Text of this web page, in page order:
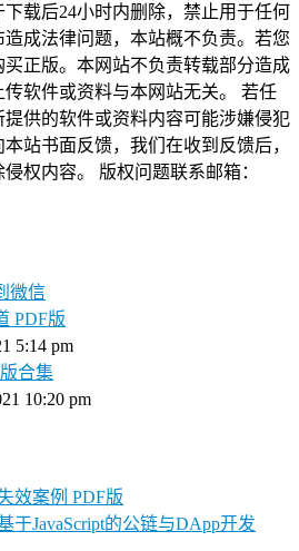
载后24小时内删除，禁止用于任何
成法律问题，本站概不负责。若您
正版。本网站不负责转载部分造成
软件或资料与本网站无关。 若任
供的软件或资料内容可能涉嫌侵犯
站书面反馈，我们在收到反馈后，
权内容。 版权问题联系邮箱：
微信
PDF版
5:14 pm
合集
10:20 pm
效案例 PDF版
于JavaScript的公链与DApp开发